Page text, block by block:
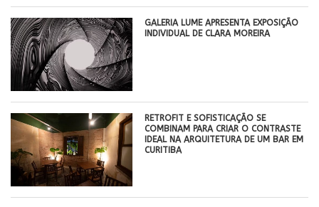
GALERIA LUME APRESENTA EXPOSIÇÃO
INDIVIDUAL DE CLARA MOREIRA
RETROFIT E SOFISTICAÇÃO SE
COMBINAM PARA CRIAR O CONTRASTE
IDEAL NA ARQUITETURA DE UM BAR EM
CURITIBA